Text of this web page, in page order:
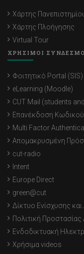
Χάρτης
Χάρτης Πλοήγησης
Virtual Tour
ΧΡΗΣΙΜΟΙ
Φοιτητικό Portal (SIS)
eLearning (Moodle)
CUT Mail (students
Επανέκδοση
Multi Factor
Απομακρυσμένη
cut-radio
Intent
Europe Direct
green@cut
Δίκτυο Ενίσχυσης
Πολιτική
Ενδοδικτυακή
Χρήσιμα videos